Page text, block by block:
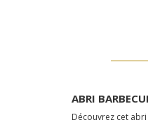
ABRI
Découvrez cet